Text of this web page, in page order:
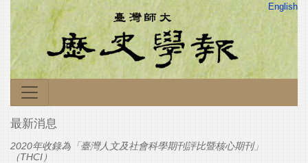
English
最新消息
2020年收錄為「臺灣人文及社會科學期刊評比暨核心期刊」
（THCI）